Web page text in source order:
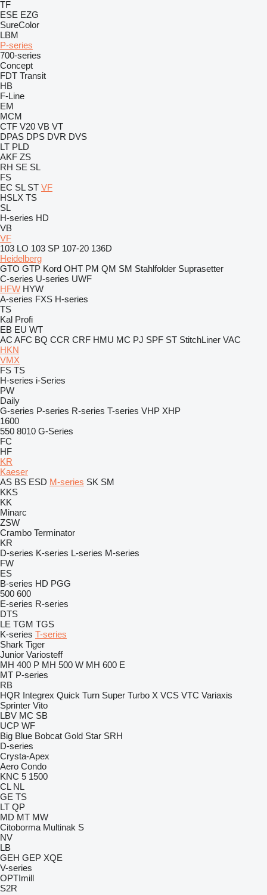
TF
ESE EZG
SureColor
LBM
P-series
700-series
Concept
FDT Transit
HB
F-Line
EM
MCM
CTF V20 VB VT
DPAS DPS DVR DVS
LT PLD
AKF ZS
RH SE SL
FS
EC SL ST VF
HSLX TS
SL
H-series HD
VB
VF
103 LO 103 SP 107-20 136D
Heidelberg
GTO GTP Kord OHT PM QM SM Stahlfolder Suprasetter
C-series U-series UWF
HFW HYW
A-series FXS H-series
TS
Kal Profi
EB EU WT
AC AFC BQ CCR CRF HMU MC PJ SPF ST StitchLiner VAC
HKN
VMX
FS TS
H-series i-Series
PW
Daily
G-series P-series R-series T-series VHP XHP
1600
550 8010 G-Series
FC
HF
KR
Kaeser
AS BS ESD M-series SK SM
KKS
KK
Minarc
ZSW
Crambo Terminator
KR
D-series K-series L-series M-series
FW
ES
B-series HD PGG
500 600
E-series R-series
DTS
LE TGM TGS
K-series T-series
Shark Tiger
Junior Variosteff
MH 400 P MH 500 W MH 600 E
MT P-series
RB
HQR Integrex Quick Turn Super Turbo X VCS VTC Variaxis
Sprinter Vito
LBV MC SB
UCP WF
Big Blue Bobcat Gold Star SRH
D-series
Crysta-Apex
Aero Condo
KNC 5 1500
CL NL
GE TS
LT QP
MD MT MW
Citoborma Multinak S
NV
LB
GEH GEP XQE
V-series
OPTImill
S2R